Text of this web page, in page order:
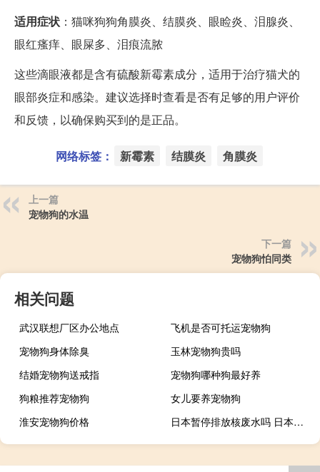
适用症状 ：猫咪狗狗角膜炎、结膜炎、眼睑炎、泪腺炎、
眼红瘙痒、眼屎多、泪痕流脓
这些滴眼液都是含有硫酸新霉素成分，适用于治疗猫犬的
眼部炎症和感染。建议选择时查看是否有足够的用户评价
和反馈，以确保购买到的是正品。
网络标签： 新霉素 结膜炎 角膜炎
上一篇
宠物狗的水温
下一篇
宠物狗怕同类
相关问题
武汉联想厂区办公地点
飞机是否可托运宠物狗
宠物狗身体除臭
玉林宠物狗贵吗
结婚宠物狗送戒指
宠物狗哪种狗最好养
狗粮推荐宠物狗
女儿要养宠物狗
淮安宠物狗价格
日本暂停排放核废水吗 日本核废水没人制裁吗